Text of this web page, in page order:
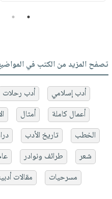
1
2
تصفح المزيد من الكتب في
أدب إسلامي أدب رحلات
أعمال كاملة
أمثال
الخطب
تاريخ الأدب
شعر
طرائف ونوادر
مسرحيات
مقالات